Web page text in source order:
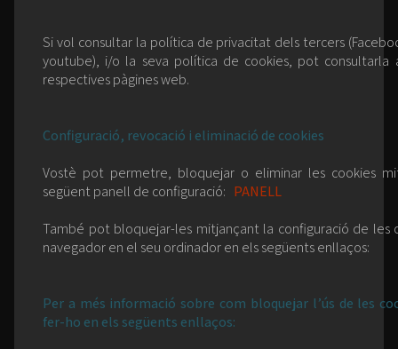
Si vol consultar la política de privacitat dels tercers
youtube), i/o la seva política de cookies, pot consultarla
respectives pàgines web.
Configuració, revocació i eliminació de cookies
Vostè pot permetre, bloquejar o eliminar les cookies
següent panell de configuració: PANELL
També pot bloquejar-les mitjançant la configuració de les
navegador en el seu ordinador en els següents enllaços:
Per a més informació sobre com bloquejar l’ús de les
fer-ho en els següents enllaços: